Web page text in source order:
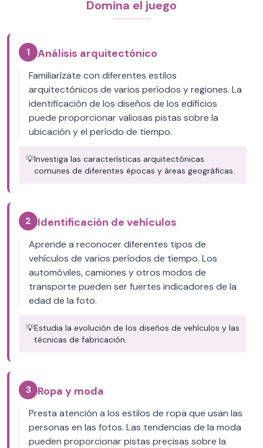
Domina el juego
1 Análisis arquitectónico
Familiarízate con diferentes estilos
arquitectónicos de varios períodos y regiones. La
identificación de los diseños de los edificios
puede proporcionar valiosas pistas sobre la
ubicación y el período de tiempo.
💡Investiga las características arquitectónicas
comunes de diferentes épocas y áreas geográficas.
2 Identificación de vehículos
Aprende a reconocer diferentes tipos de
vehículos de varios períodos de tiempo. Los
automóviles, camiones y otros modos de
transporte pueden ser fuertes indicadores de la
edad de la foto.
💡Estudia la evolución de los diseños de vehículos y las
técnicas de fabricación.
3 Ropa y moda
Presta atención a los estilos de ropa que usan las
personas en las fotos. Las tendencias de la moda
pueden proporcionar pistas precisas sobre la